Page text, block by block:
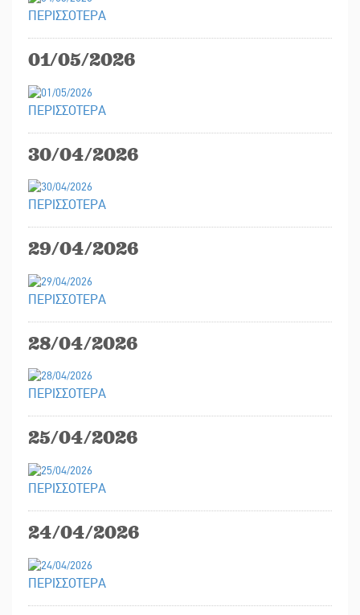
ΠΕΡΙΣΣΟΤΕΡΑ
01/05/2026
ΠΕΡΙΣΣΟΤΕΡΑ
30/04/2026
ΠΕΡΙΣΣΟΤΕΡΑ
29/04/2026
ΠΕΡΙΣΣΟΤΕΡΑ
28/04/2026
ΠΕΡΙΣΣΟΤΕΡΑ
25/04/2026
ΠΕΡΙΣΣΟΤΕΡΑ
24/04/2026
ΠΕΡΙΣΣΟΤΕΡΑ